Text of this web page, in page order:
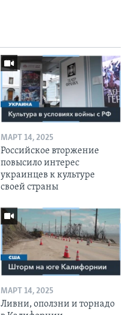
МАРТ 14, 2025
Российское вторжение
повысило интерес
украинцев к культуре
своей страны
МАРТ 14, 2025
Ливни, оползни и торнадо